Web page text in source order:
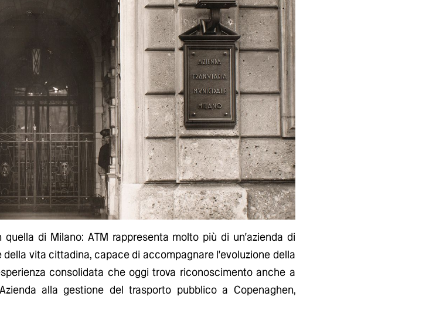
di Milano: ATM rappresenta molto più di un'azienda di
vita cittadina, capace di accompagnare l'evoluzione della
consolidata che oggi trova riconoscimento anche a
alla gestione del trasporto pubblico a Copenaghen,